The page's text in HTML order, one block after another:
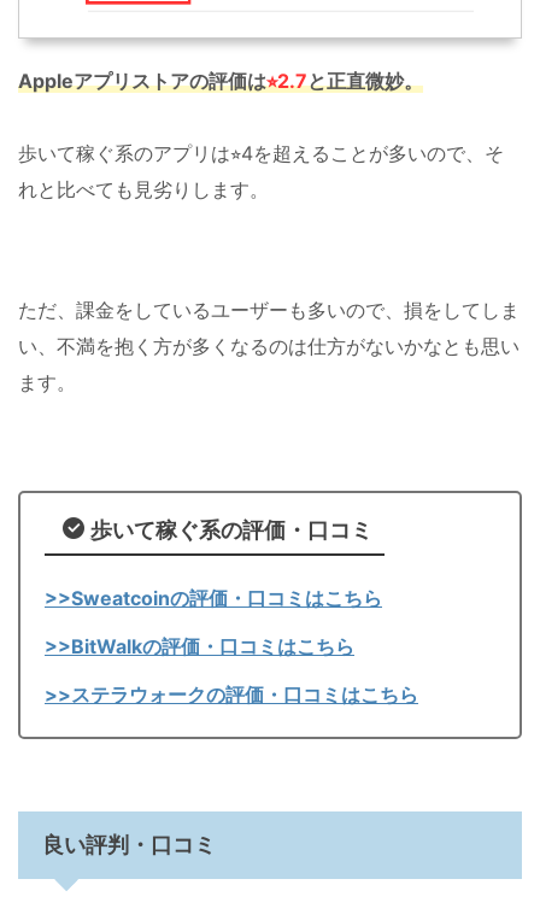
Appleアプリストアの評価は⭐︎2.7と正直微妙。
歩いて稼ぐ系のアプリは⭐︎4を超えることが多いので、そ
れと比べても見劣りします。
ただ、課金をしているユーザーも多いので、損をしてしま
い、不満を抱く方が多くなるのは仕方がないかなとも思い
ます。
歩いて稼ぐ系の評価・口コミ
>>Sweatcoinの評価・口コミはこちら
>>BitWalkの評価・口コミはこちら
>>ステラウォークの評価・口コミはこちら
良い評判・口コミ